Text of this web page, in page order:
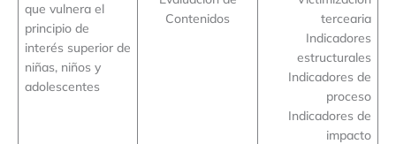
que vulnera el
principio de
interés superior de
niñas, niños y
adolescentes
Contenidos
tercearia
Indicadores
estructurales
Indicadores de
proceso
Indicadores de
impacto